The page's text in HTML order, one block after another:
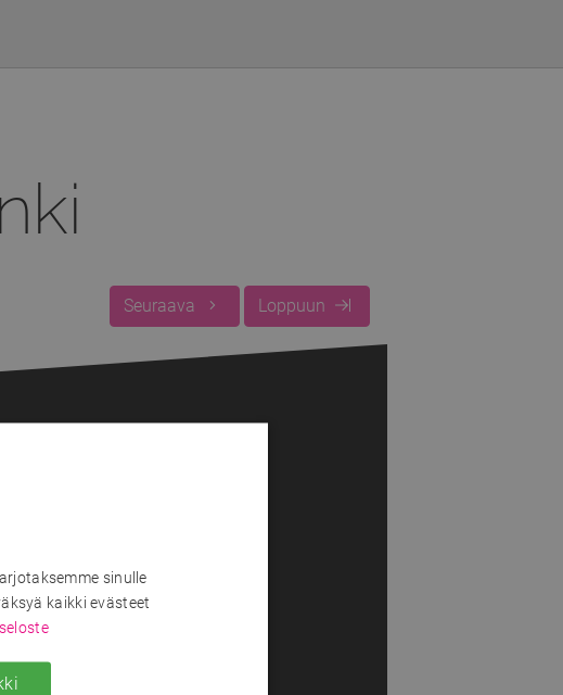
Seuraava Loppuun
sinulle
kaikki evästeet